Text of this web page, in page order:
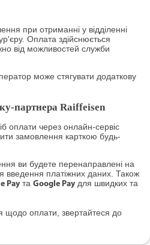
при отриманні у відділенні
Оплата здійснюється
від можливостей служби
може стягувати додаткову
партнера Raiffeisen
оплати через онлайн-сервіс
замовлення карткою будь-
ви будете перенаправлені на
введення платіжних даних. Також
Pay та Google Pay для швидких та
щодо оплати, звертайтеся до